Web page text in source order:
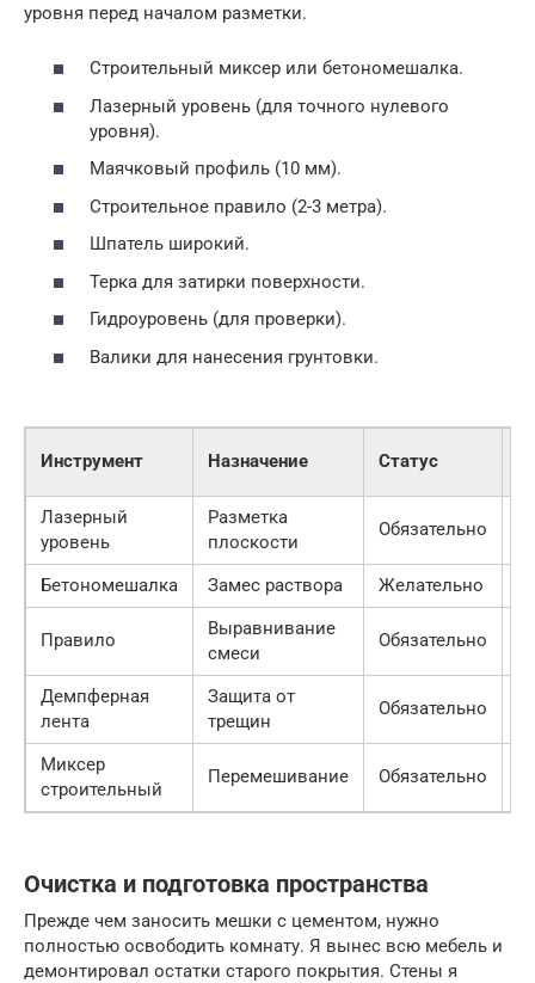
уровня перед началом разметки.
Строительный миксер или бетономешалка.
Лазерный уровень (для точного нулевого
уровня).
Маячковый профиль (10 мм).
Строительное правило (2-3 метра).
Шпатель широкий.
Терка для затирки поверхности.
Гидроуровень (для проверки).
Валики для нанесения грунтовки.
Инструмент Назначение Статус
Лазерный
уровень
Разметка
плоскости
Обязательно
Бетономешалка Замес раствора Желательно
Правило
Выравнивание
смеси
Обязательно
Демпферная
лента
Защита от
трещин
Обязательно
Миксер
строительный
Перемешивание Обязательно
Очистка и подготовка пространства
Прежде чем заносить мешки с цементом, нужно
полностью освободить комнату. Я вынес всю мебель и
демонтировал остатки старого покрытия. Стены я